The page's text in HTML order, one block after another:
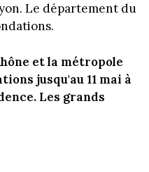
Le département du
et la métropole
jusqu'au 11 mai à
Les grands